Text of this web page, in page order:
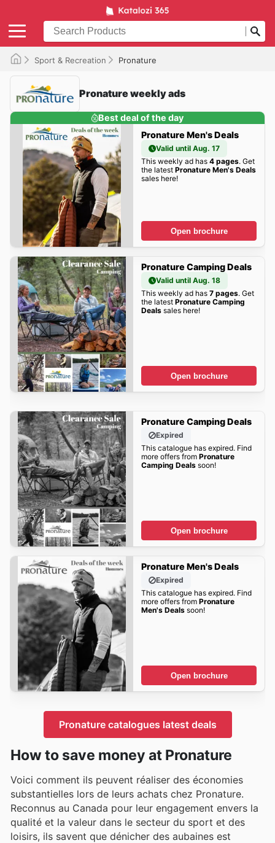
Sport & Recreation Pronature
Pronature weekly ads
Best deal of the day
Pronature Men's Deals
Valid until Aug. 17
This weekly ad has 4 pages. Get
the latest Pronature Men's Deals
sales here!
Open brochure
Pronature Camping Deals
Valid until Aug. 18
This weekly ad has 7 pages. Get
the latest Pronature Camping
Dealssales here!
Open brochure
Pronature Camping Deals
Expired
This catalogue has expired. Find
more offers from Pronature
Camping Dealssoon!
Open brochure
Pronature Men's Deals
Expired
This catalogue has expired. Find
more offers from Pronature
Men's Dealssoon!
Open brochure
Pronature catalogues latest deals
How to save money at Pronature
Voici comment ils peuvent réaliser des économies
substantielles lors de leurs achats chez Pronature.
Reconnus au Canada pour leur engagement envers la
qualité et la valeur dans le secteur du sport et des
loisirs, ils savent que dénicher des aubaines est